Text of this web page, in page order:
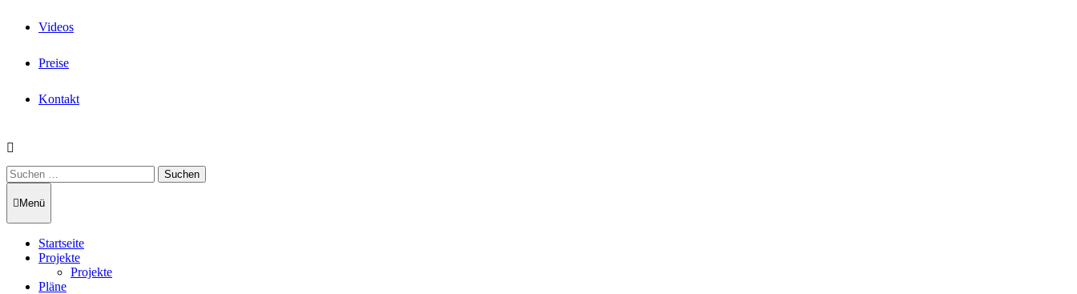
Videos
Preise
Kontakt
Suchen
nach:
Menü
Startseite
Projekte
Projekte
Pläne